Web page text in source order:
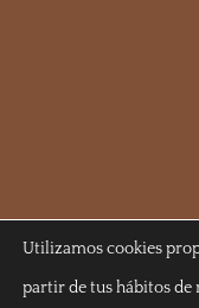
Utilizamos cookies
partir de tus hábitos